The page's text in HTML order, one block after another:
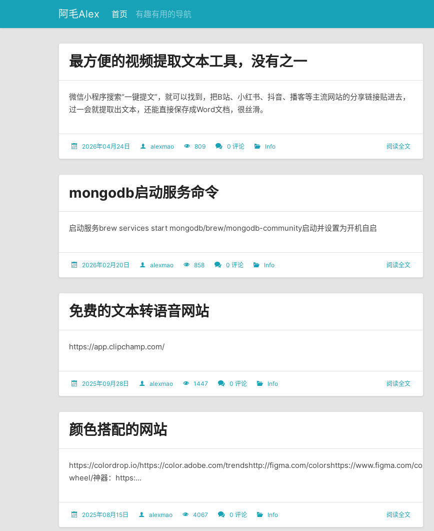
阿毛Alex 首页 有趣有用的导航
最方便的视频提取文本工具，没有之一
微信小程序搜索“一键提文”，就可以找到，把B站、小红书、抖音、播客等主流网站的分享链接贴进去，
过一会就提取出文本，还能直接保存成Word文档，很丝滑。
2026年04月24日 alexmao 809 0 评论 Info 阅读全文
mongodb启动服务命令
启动服务​brew services start mongodb/brew/mongodb-community启动并设置为开机自启
2026年02月20日 alexmao 858 0 评论 Info 阅读全文
免费的文本转语音网站
https://app.clipchamp.com/
2025年09月28日 alexmao 1447 0 评论 Info 阅读全文
颜色搭配的网站
https://colordrop.io/https://color.adobe.com/trendshttp://figma.com/colorshttps://www.figma.com/color-
wheel/神器：https:...
2025年08月15日 alexmao 4067 0 评论 Info 阅读全文